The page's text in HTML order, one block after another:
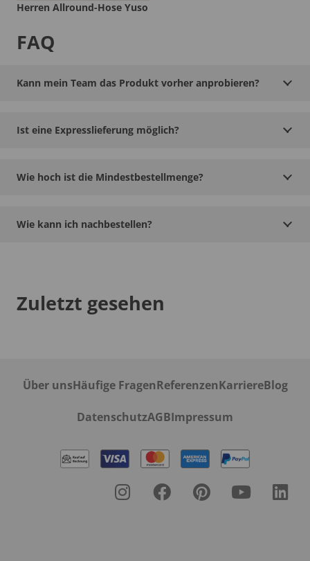
Herren Allround-Hose Yuso
FAQ
Kann mein Team das Produkt vorher anprobieren?
Ist eine Expresslieferung möglich?
Wie hoch ist die Mindestbestellmenge?
Wie kann ich nachbestellen?
Zuletzt gesehen
Über unsHäufige FragenReferenzenKarriereBlog
DatenschutzAGBImpressum